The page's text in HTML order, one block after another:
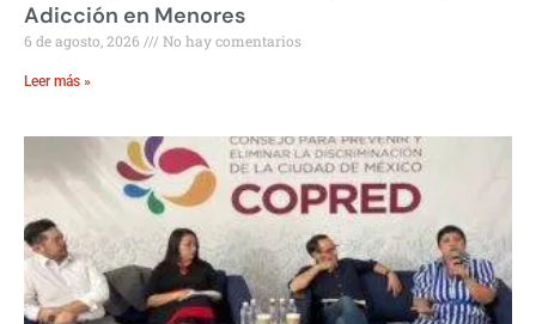
Adicción en Menores
6 de agosto, 2026 No hay comentarios
Leer más »